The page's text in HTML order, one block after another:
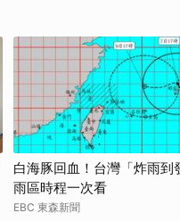
白海豚回血！台灣「炸雨到
雨區時程一次看
EBC 東森新聞